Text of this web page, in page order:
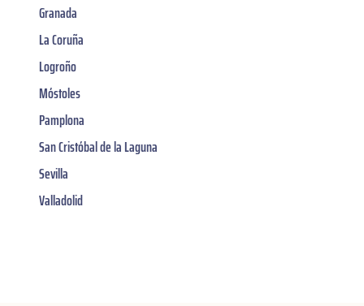
Granada
La Coruña
Logroño
Móstoles
Pamplona
San Cristóbal de la Laguna
Sevilla
Valladolid